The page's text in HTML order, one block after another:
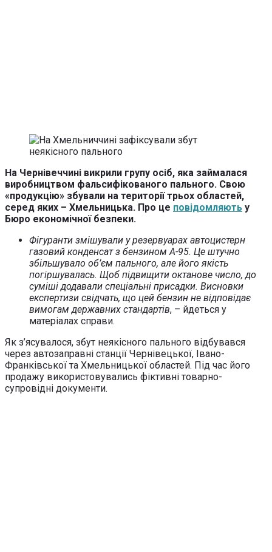
На Чернівеччині викрили групу осіб, яка займалася
виробництвом фальсифікованого пального. Свою
«продукцію» збували на території трьох областей,
серед яких – Хмельницька. Про це повідомляють у
Бюро економічної безпеки.
Фігуранти змішували у резервуарах автоцистерн
газовий конденсат з бензином А-95. Це штучно
збільшувало об’єм пального, але його якість
погіршувалась. Щоб підвищити октанове число, до
суміші додавали спеціальні присадки. Висновки
експертизи свідчать, що цей бензин не відповідає
вимогам державних стандартів, – йдеться у
матеріалах справи.
Як з’ясувалося, збут неякісного пального відбувався
через автозаправні станції Чернівецької, Івано-
Франківської та Хмельницької областей. Під час його
продажу використовувались фіктивні товарно-
супровідні документи.